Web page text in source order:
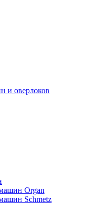
и оверлоков
Organ
Schmetz